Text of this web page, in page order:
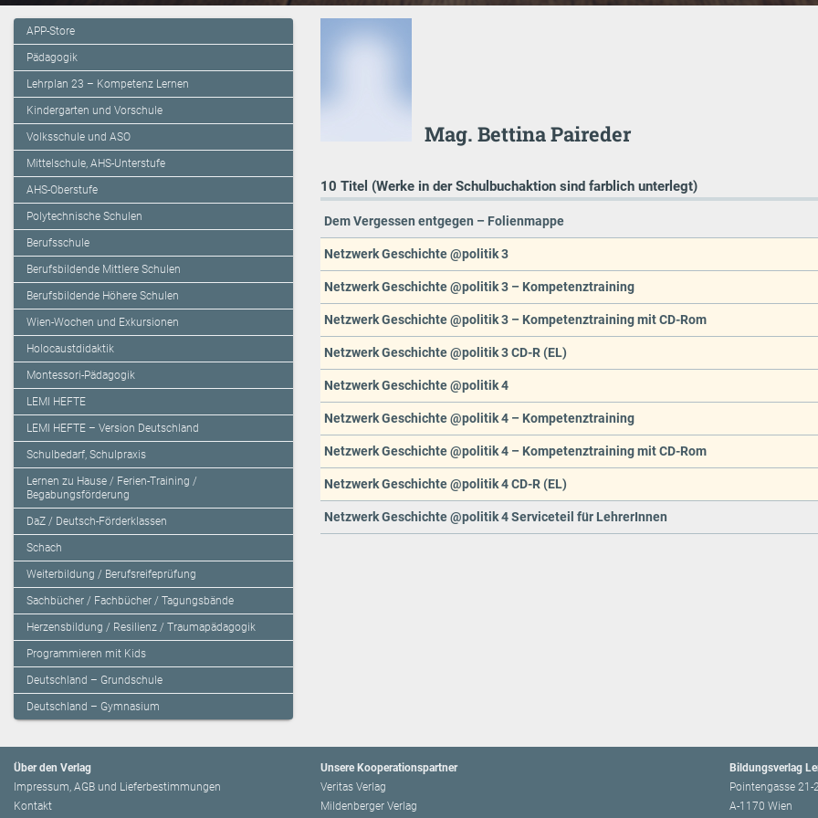
APP-Store
Pädagogik
Lehrplan 23 – Kompetenz Lernen
Kindergarten und Vorschule
Volksschule und ASO
Mittelschule, AHS-Unterstufe
AHS-Oberstufe
Polytechnische Schulen
Berufsschule
Berufsbildende Mittlere Schulen
Berufsbildende Höhere Schulen
Wien-Wochen und Exkursionen
Holocaustdidaktik
Montessori-Pädagogik
LEMI HEFTE
LEMI HEFTE – Version Deutschland
Schulbedarf, Schulpraxis
Lernen zu Hause / Ferien-Training /
Begabungsförderung
DaZ / Deutsch-Förderklassen
Schach
Weiterbildung / Berufsreifeprüfung
Sachbücher / Fachbücher / Tagungsbände
Herzensbildung / Resilienz / Traumapädagogik
Programmieren mit Kids
Deutschland – Grundschule
Deutschland – Gymnasium
Mag. Bettina Paireder
10 Titel (Werke in der Schulbuchaktion sind farblich unterlegt)
Dem Vergessen entgegen – Folienmappe
Netzwerk Geschichte @politik 3
Netzwerk Geschichte @politik 3 – Kompetenztraining
Netzwerk Geschichte @politik 3 – Kompetenztraining mit CD-Rom
Netzwerk Geschichte @politik 3 CD-R (EL)
Netzwerk Geschichte @politik 4
Netzwerk Geschichte @politik 4 – Kompetenztraining
Netzwerk Geschichte @politik 4 – Kompetenztraining mit CD-Rom
Netzwerk Geschichte @politik 4 CD-R (EL)
Netzwerk Geschichte @politik 4 Serviceteil für LehrerInnen
Über den Verlag
Impressum, AGB und Lieferbestimmungen
Kontakt
Unsere Kooperationspartner
Veritas Verlag
Mildenberger Verlag
Bildungsverlag
Pointengasse 21-
A-1170 Wien